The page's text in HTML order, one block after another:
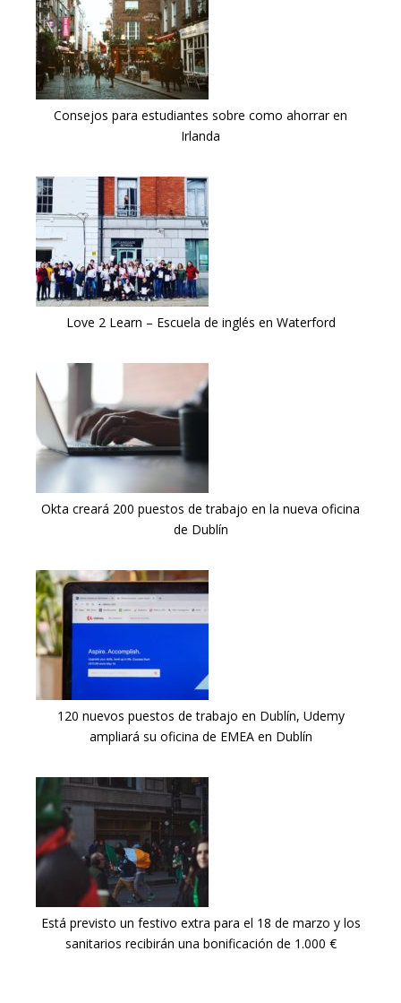
Consejos para estudiantes sobre como ahorrar en
Irlanda
Love 2 Learn – Escuela de inglés en Waterford
Okta creará 200 puestos de trabajo en la nueva oficina
de Dublín
120 nuevos puestos de trabajo en Dublín, Udemy
ampliará su oficina de EMEA en Dublín
Está previsto un festivo extra para el 18 de marzo y los
sanitarios recibirán una bonificación de 1.000 €